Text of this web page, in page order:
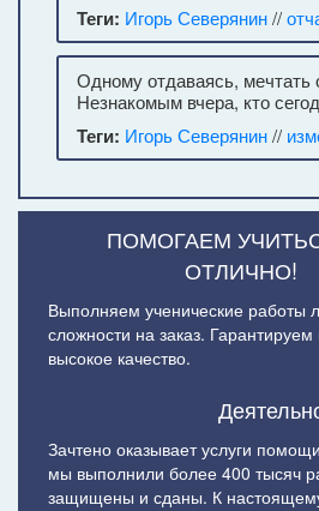
Теги: Игорь Северянин//
Одному отдаваясь,
Незнакомым вчера, кто
Теги: Игорь Северянин//
ПОМОГАЕМ
ОТЛИЧНО!
Выполняем ученические работы
сложности на заказ.
высокое качество.
Зачтено оказывает услуги
мы выполнили более 400 тысяч
защищены и сданы. К